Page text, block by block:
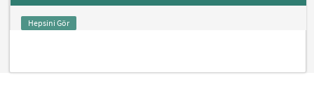
Hepsini Gör